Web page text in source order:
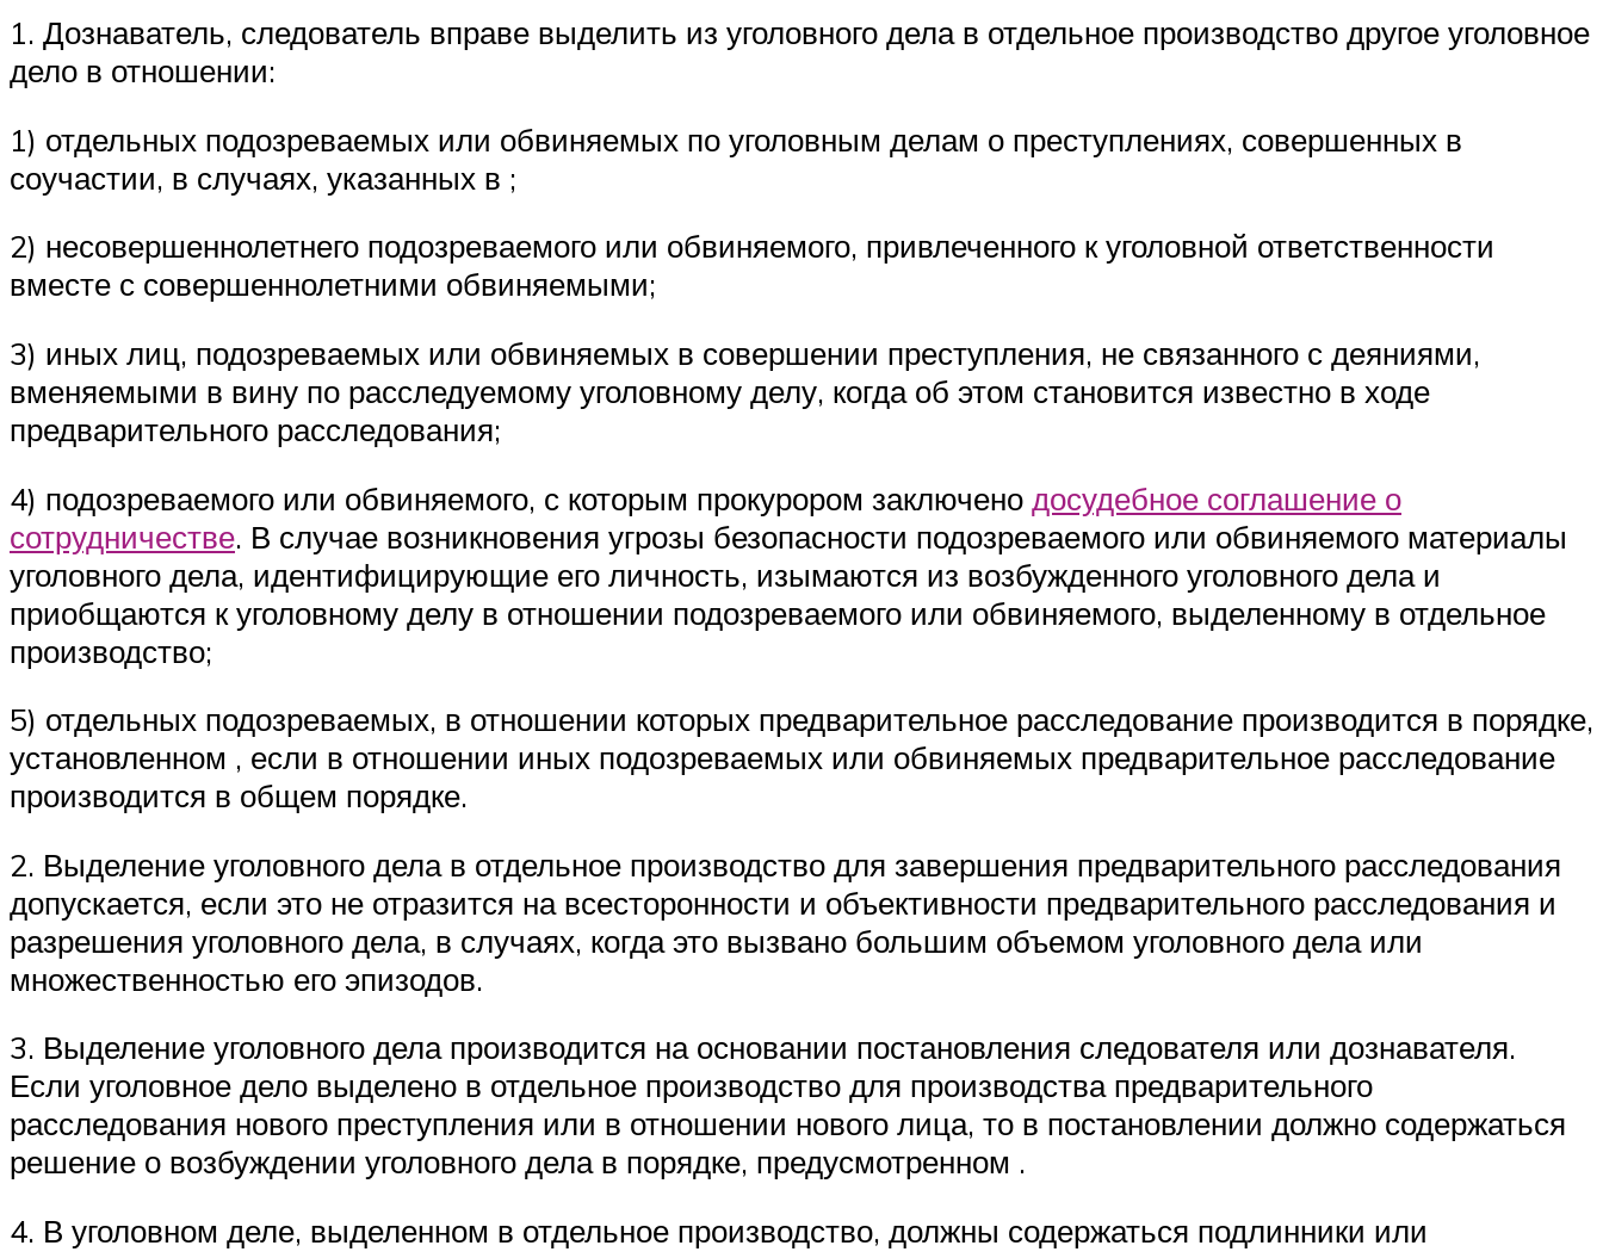
1. Дознаватель, следователь вправе выделить из уголовного дела в отдельное производство другое уголовное
дело в отношении:
1) отдельных подозреваемых или обвиняемых по уголовным делам о преступлениях, совершенных в
соучастии, в случаях, указанных в ;
2) несовершеннолетнего подозреваемого или обвиняемого, привлеченного к уголовной ответственности
вместе с совершеннолетними обвиняемыми;
3) иных лиц, подозреваемых или обвиняемых в совершении преступления, не связанного с деяниями,
вменяемыми в вину по расследуемому уголовному делу, когда об этом становится известно в ходе
предварительного расследования;
4) подозреваемого или обвиняемого, с которым прокурором заключено досудебное соглашение о
сотрудничестве. В случае возникновения угрозы безопасности подозреваемого или обвиняемого материалы
уголовного дела, идентифицирующие его личность, изымаются из возбужденного уголовного дела и
приобщаются к уголовному делу в отношении подозреваемого или обвиняемого, выделенному в отдельное
производство;
5) отдельных подозреваемых, в отношении которых предварительное расследование производится в порядке,
установленном , если в отношении иных подозреваемых или обвиняемых предварительное расследование
производится в общем порядке.
2. Выделение уголовного дела в отдельное производство для завершения предварительного расследования
допускается, если это не отразится на всесторонности и объективности предварительного расследования и
разрешения уголовного дела, в случаях, когда это вызвано большим объемом уголовного дела или
множественностью его эпизодов.
3. Выделение уголовного дела производится на основании постановления следователя или дознавателя.
Если уголовное дело выделено в отдельное производство для производства предварительного
расследования нового преступления или в отношении нового лица, то в постановлении должно содержаться
решение о возбуждении уголовного дела в порядке, предусмотренном .
4. В уголовном деле, выделенном в отдельное производство, должны содержаться подлинники или